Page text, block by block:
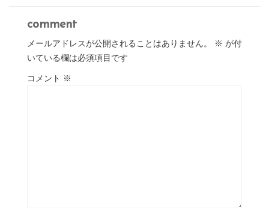
comment
メールアドレスが公開されることはありません。 ※ が付
いている欄は必須項目です
コメント ※